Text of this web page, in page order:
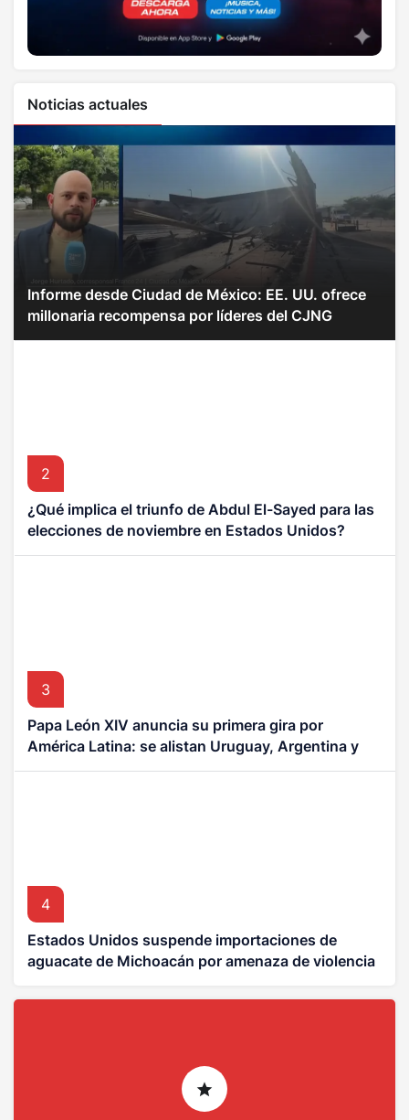
Noticias actuales
Informe desde Ciudad de México: EE. UU. ofrece
millonaria recompensa por líderes del CJNG
2
¿Qué implica el triunfo de Abdul El-Sayed para las
elecciones de noviembre en Estados Unidos?
3
Papa León XIV anuncia su primera gira por
América Latina: se alistan Uruguay, Argentina y
Perú
4
Estados Unidos suspende importaciones de
aguacate de Michoacán por amenaza de violencia